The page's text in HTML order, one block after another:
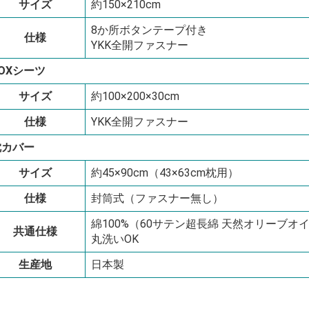
サイズ 約150×210cm
仕様
8か所ボタンテープ付き
YKK全開ファスナー
シーツ
サイズ
約100×200×30cm
仕様
YKK全開ファスナー
バー
サイズ
約45×90cm（43×63cm枕用）
仕様
封筒式（ファスナー無し）
共通仕様
綿100%（60サテン超長綿 天然オリーブオイ
丸洗いOK
生産地
日本製